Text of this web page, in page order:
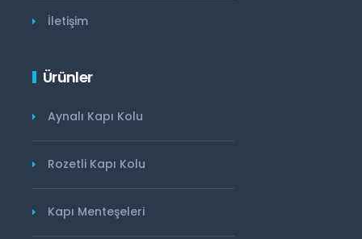
İletişim
Ürünler
Aynalı Kapı Kolu
Rozetli Kapı Kolu
Kapı Menteşeleri